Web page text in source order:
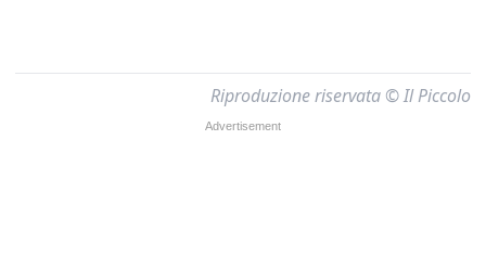
Riproduzione riservata © Il Piccolo